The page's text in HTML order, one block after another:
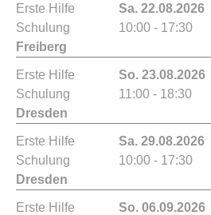
Erste Hilfe
Schulung
Freiberg
Sa. 22.08.2026
10:00 - 17:30
Erste Hilfe
Schulung
Dresden
So. 23.08.2026
11:00 - 18:30
Erste Hilfe
Schulung
Dresden
Sa. 29.08.2026
10:00 - 17:30
Erste Hilfe
So. 06.09.2026